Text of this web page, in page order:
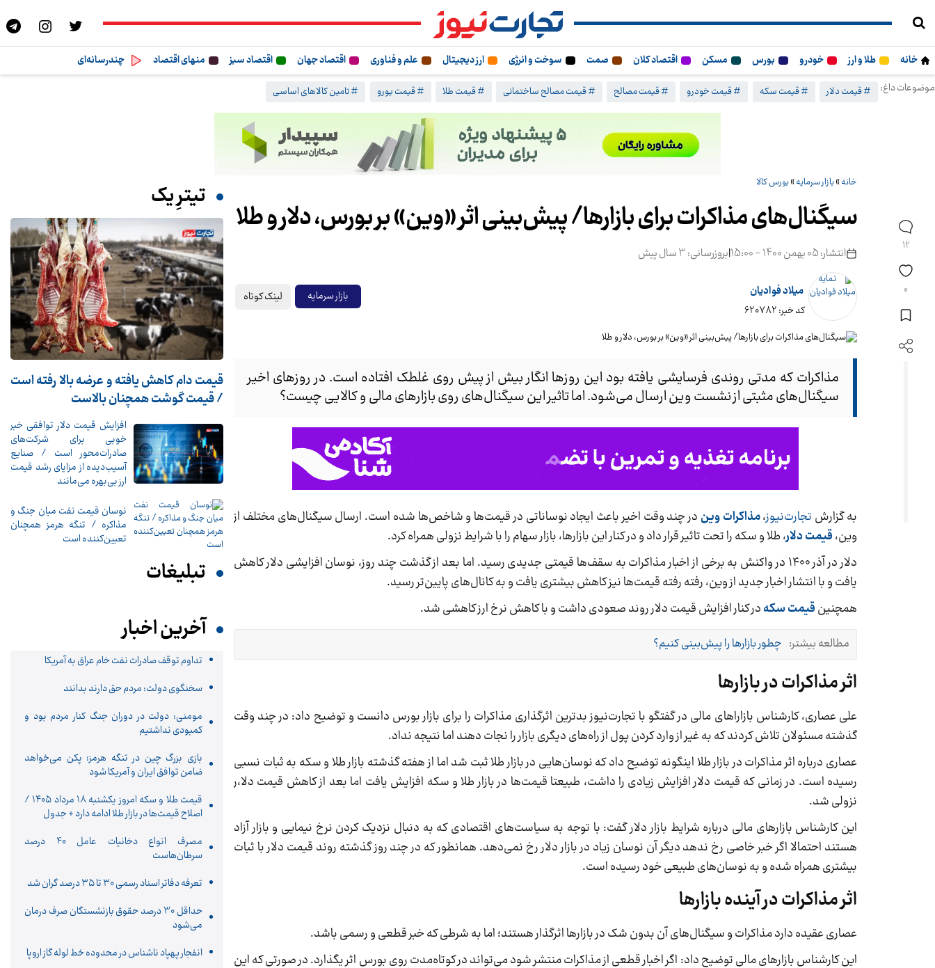
خانه طلا و ارز خودرو بورس مسکن اقتصاد کلان صمت سوخت و انرژی ارز دیجیتال علم و فناوری اقتصاد جهان اقتصاد سبز منهای اقتصاد
چندرسانه‌ای
موضوعات داغ:
# قیمت دلار # قیمت سکه # قیمت خودرو # قیمت مصالح # قیمت مصالح ساختمانی # قیمت طلا # قیمت یورو # تامین کالاهای اساسی
12
0
خانه»بازار سرمایه»بورس کالا
سیگنال‌های مذاکرات برای بازارها/ پیش‌بینی اثر «وین» بر بورس، دلار و طلا
انتشار: 05 بهمن 1400 - 15:00 |بروزرسانی: 3 سال پیش
میلاد فوادیان
کد خبر: 620782
بازار سرمایه لینک کوتاه
مذاکرات که مدتی روندی فرسایشی یافته بود این روزها انگار بیش از پیش روی غلطک افتاده است. در روزهای اخیر
سیگنال‌های مثبتی از نشست وین ارسال می‌شود. اما تاثیر این سیگنال‌های روی بازارهای مالی و کالایی چیست؟
به گزارش تجارت‌نیوز،مذاکرات وین در چند وقت اخیر باعث ایجاد نوساناتی در قیمت‌ها و شاخص‌ها شده است. ارسال سیگنال‌های مختلف از
وین،قیمت دلار، طلا و سکه را تحت تاثیر قرار داد و در کنار این بازارها، بازار سهام را با شرایط نزولی همراه کرد.
دلار در آذر ۱۴۰۰ در واکنش به برخی از اخبار مذاکرات به سقف‌ها قیمتی جدیدی رسید. اما بعد از گذشت چند روز، نوسان افزایشی دلار کاهش
یافت و با انتشار اخبار جدید از وین، رفته رفته قیمت‌ها نیز کاهش بیشتری یافت و به کانال‌های پایین‌تر رسید.
همچنینقیمت سکهدر کنار افزایش قیمت دلار روند صعودی داشت و با کاهش نرخ ارز کاهشی شد.
مطالعه بیشتر: چطور بازارها را پیش‌بینی کنیم؟
اثر مذاکرات در بازارها
علی عصاری، کارشناس بازاراهای مالی در گفتگو با تجارت‌نیوز بدترین اثرگذاری مذاکرات را برای بازار بورس دانست و توضیح داد: در چند وقت
گذشته مسئولان تلاش کردند که به غیر از وارد کردن پول از راه‌های دیگری بازار را نجات دهند اما نتیجه نداد.
عصاری درباره اثر مذاکرات در بازار طلا اینگونه توضیح داد که نوسان‌هایی در بازار طلا ثبت شد اما از هفته گذشته بازار طلا و سکه به ثبات نسبی
رسیده است. در زمانی که قیمت دلار افزایش زیادی را داشت، طبیعتا قیمت‌ها در بازار طلا و سکه افزایش یافت اما بعد از کاهش قیمت دلا،ر
نزولی شد.
این کارشناس بازارهای مالی درباره شرایط بازار دلار گفت: با توجه به سیاست‌های اقتصادی که به دنبال نزدیک کردن نرخ نیمایی و بازار آزاد
هستند احتمالا اگر خبر خاصی رخ ندهد دیگر آن نوسان زیاد در بازار دلار رخ نمی‌دهد. همانطور که در چند روز گذشته روند قیمت دلار با ثبات
بیشتری همراه شده و به نوسان‌های طبیعی خود رسیده است.
اثر مذاکرات در آینده بازارها
عصاری عقیده دارد مذاکرات و سیگنال‌های آن بدون شک در بازارها اثرگذار هستند؛ اما به شرطی که خبر قطعی و رسمی باشد.
این کارشناس بازارهای مالی توضیح داد: اگر اخبار قطعی از مذاکرات منتشر شود می‌تواند در کوتاه‌مدت روی بورس اثر یگذارد. در صورتی که این
تیترِ یک
قیمت دام کاهش یافته و عرضه بالا رفته است
/ قیمت گوشت همچنان بالاست
افزایش قیمت دلار توافقی خبر
خوبی برای شرکت‌های
صادرات‌محور است / صنایع
آسیب‌دیده از مزایای رشد قیمت
ارز بی‌بهره می‌مانند
نوسان قیمت نفت میان جنگ و
مذاکره / تنگه هرمز همچنان
تعیین‌کننده است
تبلیغات
آخرین اخبار
تداوم توقف صادرات نفت خام عراق به آمریکا
سخنگوی دولت: مردم حق دارند بدانند
مومنی: دولت در دوران جنگ کنار مردم بود و
کمبودی نداشتیم
بازی بزرگ چین در تنگه هرمز؛ پکن می‌خواهد
ضامن توافق ایران و آمریکا شود
قیمت طلا و سکه امروز یکشنبه ۱۸ مرداد ۱۴۰۵ /
اصلاح قیمت‌ها در بازار طلا ادامه دارد + جدول
مصرف انواع دخانیات عامل 40 درصد
سرطان‌هاست
تعرفه دفاتر اسناد رسمی ۳۰ تا ۳۵ درصد گران شد
حداقل 30 درصد حقوق بازنشستگان صرف درمان
می‌شود
انفجار پهپاد ناشناس در محدوده خط لوله گاز اروپا